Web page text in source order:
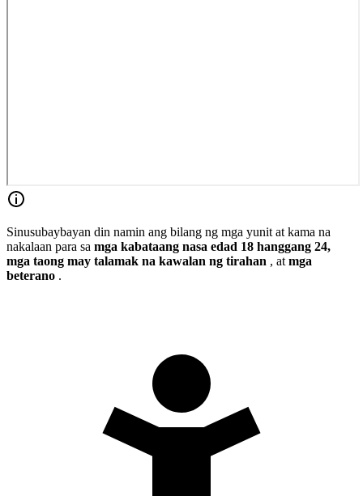
Sinusubaybayan din namin ang bilang ng mga yunit at kama na
nakalaan para sa mga kabataang nasa edad 18 hanggang 24,
mga taong may talamak na kawalan ng tirahan , at mga
beterano .